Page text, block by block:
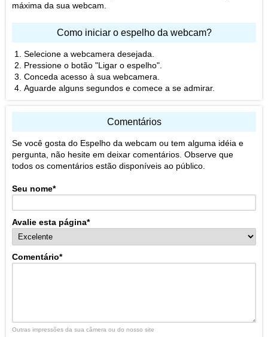
máxima da sua webcam.
Como iniciar o espelho da webcam?
Selecione a webcamera desejada.
Pressione o botão "Ligar o espelho".
Conceda acesso à sua webcamera.
Aguarde alguns segundos e comece a se admirar.
Comentários
Se você gosta do Espelho da webcam ou tem alguma idéia e
pergunta, não hesite em deixar comentários. Observe que
todos os comentários estão disponíveis ao público.
Seu nome*
Avalie esta página*
Comentário*
Outras impressões da sua câmera ou do nosso site